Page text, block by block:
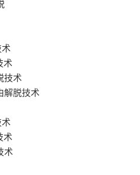
术
术
技术
解脱技术
术
术
术